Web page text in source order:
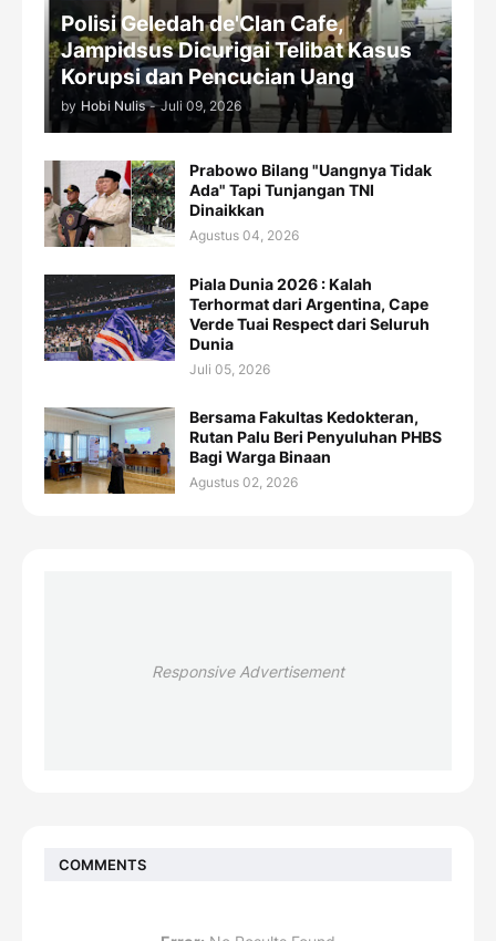
Polisi Geledah de'Clan Cafe,
Jampidsus Dicurigai Telibat Kasus
Korupsi dan Pencucian Uang
by Hobi Nulis - Juli 09, 2026
Prabowo Bilang "Uangnya Tidak
Ada" Tapi Tunjangan TNI
Dinaikkan
Agustus 04, 2026
Piala Dunia 2026 : Kalah
Terhormat dari Argentina, Cape
Verde Tuai Respect dari Seluruh
Dunia
Juli 05, 2026
Bersama Fakultas Kedokteran,
Rutan Palu Beri Penyuluhan PHBS
Bagi Warga Binaan
Agustus 02, 2026
Responsive Advertisement
COMMENTS